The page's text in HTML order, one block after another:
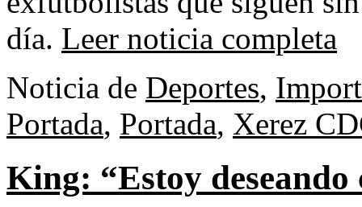
día. Leer noticia completa
Noticia de Deportes,
Portada, Portada, Xerez CD
King: “Estoy deseando